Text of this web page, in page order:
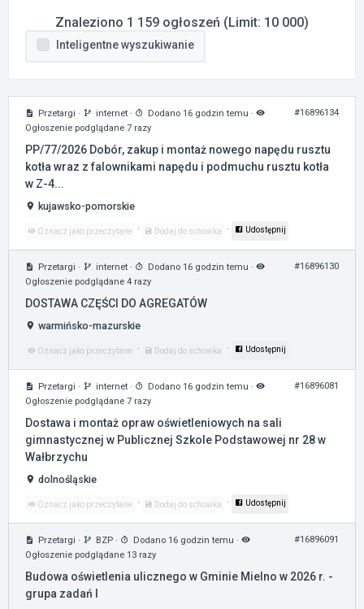
Znaleziono 1 159 ogłoszeń (Limit: 10 000)
Inteligentne wyszukiwanie
Przetargi · internet · Dodano 16 godzin temu ·
Ogłoszenie podglądane 7 razy
#16896134
PP/77/2026 Dobór, zakup i montaż nowego napędu rusztu
kotła wraz z falownikami napędu i podmuchu rusztu kotła
w Z-4...
kujawsko-pomorskie
Oznacz jako przeczytane · Dodaj do schowka · Udostępnij
Przetargi · internet · Dodano 16 godzin temu ·
Ogłoszenie podglądane 4 razy
#16896130
DOSTAWA CZĘŚCI DO AGREGATÓW
warmińsko-mazurskie
Oznacz jako przeczytane · Dodaj do schowka · Udostępnij
Przetargi · internet · Dodano 16 godzin temu ·
Ogłoszenie podglądane 7 razy
#16896081
Dostawa i montaż opraw oświetleniowych na sali
gimnastycznej w Publicznej Szkole Podstawowej nr 28 w
Wałbrzychu
dolnośląskie
Oznacz jako przeczytane · Dodaj do schowka · Udostępnij
Przetargi · BZP · Dodano 16 godzin temu ·
Ogłoszenie podglądane 13 razy
#16896091
Budowa oświetlenia ulicznego w Gminie Mielno w 2026 r. -
grupa zadań I